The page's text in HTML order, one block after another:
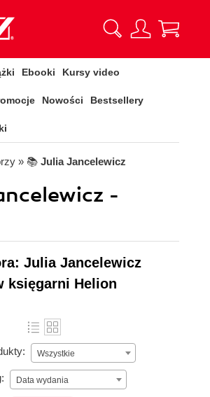
Ebooki Kursy video
Nowości Bestsellery
» 📚 Julia Jancelewicz
-
Julia Jancelewicz
księgarni Helion
Wszystkie
Data wydania